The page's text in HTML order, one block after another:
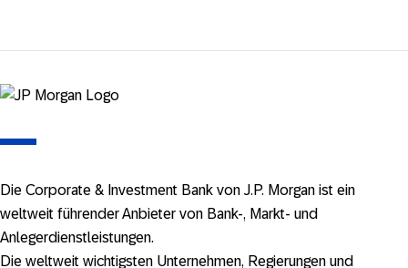
Die Corporate & Investment Bank von J.P. Morgan ist ein
weltweit führender Anbieter von Bank-, Markt- und
Anlegerdienstleistungen.
Die weltweit wichtigsten Unternehmen, Regierungen und